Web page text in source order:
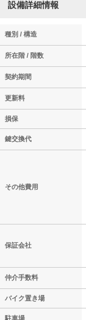
設備詳細情報
種別 / 構造
所在階 / 階数
契約期間
更新料
損保
鍵交換代
その他費用
保証会社
仲介手数料
バイク置き場
駐車場